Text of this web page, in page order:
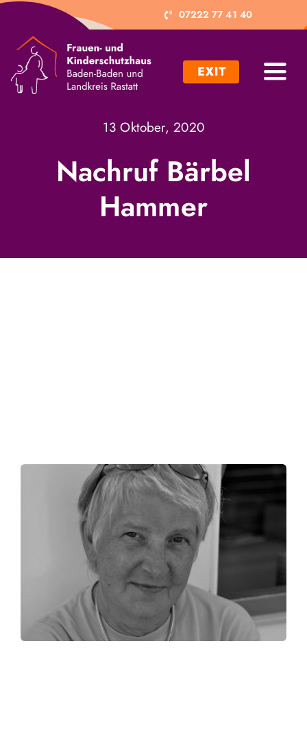
Zum
springen
07222 77 41 40
Ich brauche Hilfe
Ich möchte helfen
13 Oktober, 2020
Nachruf Bärbel
Hammer